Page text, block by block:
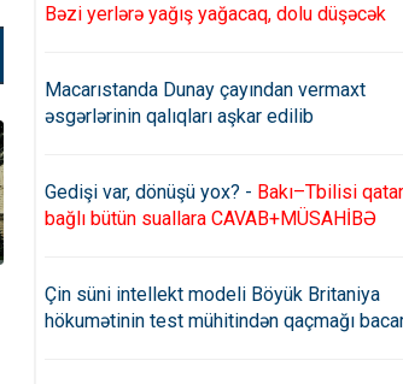
Ermənilər Ordumuzun Kəlbəcər,
Daşkəsən, Xocalı və
Bəzi yerlərə yağış yağacaq, dolu düşəcək
Macarıstanda Dunay çayından vermaxt
əsgərlərinin qalıqları aşkar edilib
Gedişi var, dönüşü yox? - Bakı–Tbilisi
bağlı bütün suallara CAVAB+MÜSAHİBƏ
Çin süni intellekt modeli Böyük Britaniya
hökumətinin test mühitindən qaçmağı